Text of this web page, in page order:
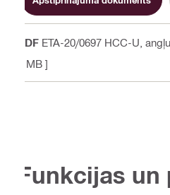
PDF ETA-20/0697 HCC-U ,
9 MB ]
Funkcijas